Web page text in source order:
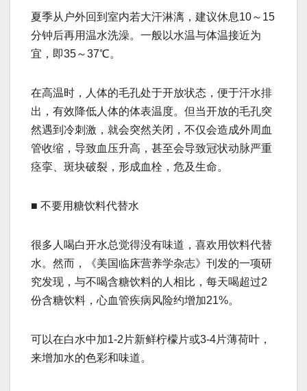
夏季从户外回到室内若大汗淋漓，建议休息10～15
分钟后再用温水洗澡。一般以水温与体温接近为
宜，即35～37℃。
在高温时，人体的毛孔处于开放状态，便于汗水排
出，有效降低人体的体表温度。但当开放的毛孔突
然遇到冷刺激，就会突然关闭，不仅会造成外周血
管收缩，导致血压升高，甚至会导致冠状动脉严重
痉挛、斑块破裂，形成血栓，危及生命。
■ 不要用糖饮料代替水
很多人喝白开水总觉得没有味道，喜欢用饮料代替
水。然而，《美国临床营养学杂志》刊发的一项研
究发现，与不喝含糖饮料的人相比，每天喝超过2
份含糖饮料，心血管疾病风险约增加21%。
可以在白水中加1-2片新鲜柠檬片或3-4片薄荷叶，
来增加水的色彩和味道。